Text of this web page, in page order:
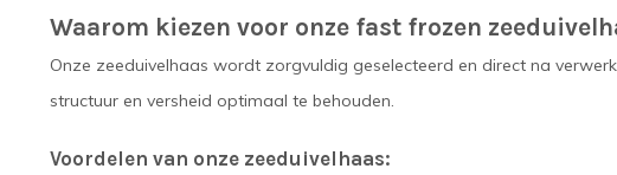
Waarom kiezen voor onze fast frozen
Onze zeeduivelhaas wordt zorgvuldig geselecteerd en direct na
structuur en versheid optimaal te behouden.
Voordelen van onze zeeduivelhaas: